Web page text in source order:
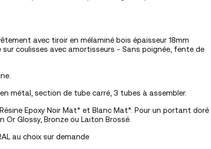
avec tiroir en mélaminé bois épaisseur 18mm
sur coulisses avec amortisseurs - Sans poignée, fente de
métal, section de tube carré, 3 tubes à assembler.
Epoxy Noir Mat* et Blanc Mat*. Pour un portant doré
Or Glossy, Bronze ou Laiton Brossé.
au choix sur demande